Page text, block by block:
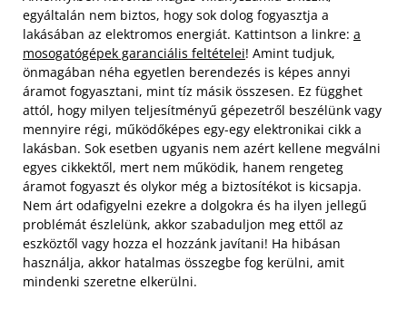
egyáltalán nem biztos, hogy sok dolog fogyasztja a
lakásában az elektromos energiát. Kattintson a linkre: a
mosogatógépek garanciális feltételei! Amint tudjuk,
önmagában néha egyetlen berendezés is képes annyi
áramot fogyasztani, mint tíz másik összesen. Ez függhet
attól, hogy milyen teljesítményű gépezetről beszélünk vagy
mennyire régi, működőképes egy-egy elektronikai cikk a
lakásban. Sok esetben ugyanis nem azért kellene megválni
egyes cikkektől, mert nem működik, hanem rengeteg
áramot fogyaszt és olykor még a biztosítékot is kicsapja.
Nem árt odafigyelni ezekre a dolgokra és ha ilyen jellegű
problémát észlelünk, akkor szabaduljon meg ettől az
eszköztől vagy hozza el hozzánk javítani! Ha hibásan
használja, akkor hatalmas összegbe fog kerülni, amit
mindenki szeretne elkerülni.